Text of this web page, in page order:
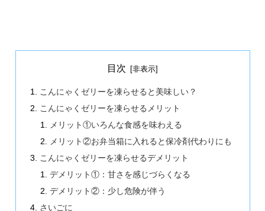
目次
こんにゃくゼリーを凍らせると美味しい？
こんにゃくゼリーを凍らせるメリット
メリット①いろんな食感を味わえる
メリット②お弁当箱に入れると保冷剤代わりにも
こんにゃくゼリーを凍らせるデメリット
デメリット①：甘さを感じづらくなる
デメリット②：少し危険が伴う
さいごに